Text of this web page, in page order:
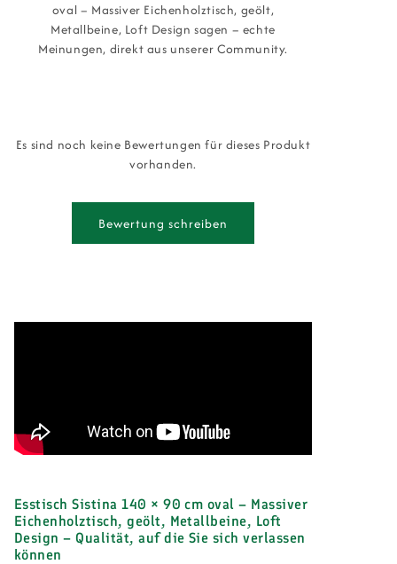
oval – Massiver Eichenholztisch, geölt,
Metallbeine, Loft Design sagen – echte
Meinungen, direkt aus unserer Community.
Es sind noch keine Bewertungen für dieses Produkt
vorhanden.
Bewertung schreiben
Esstisch Sistina 140 × 90 cm oval – Massiver
Eichenholztisch, geölt, Metallbeine, Loft
Design – Qualität, auf die Sie sich verlassen
können